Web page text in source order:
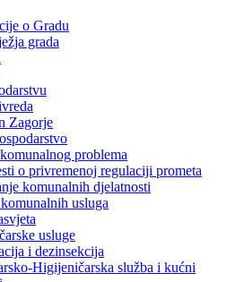
o Gradu
grada
Zagorje
problema
o privremenoj regulaciji prometa
komunalnih djelatnosti
usluga
usluge
i dezinsekcija
Higijeničarska služba i kućni